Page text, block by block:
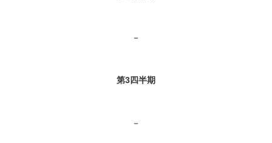
－
第3四半期
－